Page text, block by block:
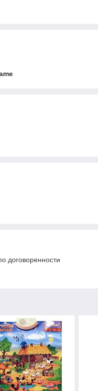
договоренности